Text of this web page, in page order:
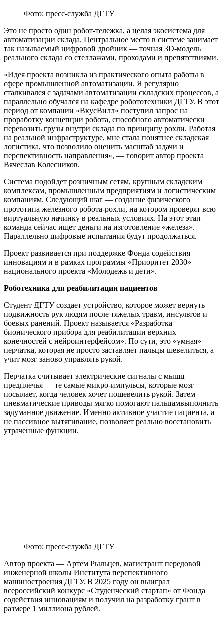
Фото: пресс-служба ДГТУ
Это не просто один робот-тележка, а целая экосистема для
автоматизации склада. Центральное место в системе занимает
так называемый цифровой двойник — точная 3D-модель
реального склада со стеллажами, проходами и препятствиями.
«Идея проекта возникла из практического опыта работы в
сфере промышленной автоматизации. Я регулярно
сталкивался с задачами автоматизации складских процессов, а
параллельно обучался на кафедре робототехники ДГТУ. В этот
период от компании «ВкусВилл» поступил запрос на
проработку концепции робота, способного автоматически
перевозить грузы внутри склада по принципу рохли. Работая
на реальной инфраструктуре, мне стала понятнее складская
логистика, что позволило оценить масштаб задачи и
перспективность направления», — говорит автор проекта
Вячеслав Колесников.
Система подойдет розничным сетям, крупным складским
комплексам, промышленным предприятиям и логистическим
компаниям. Следующий шаг — создание физического
прототипа железного робота-рохли, на котором проверят всю
виртуальную начинку в реальных условиях. На этот этап
команда сейчас ищет деньги на изготовление «железа».
Параллельно цифровые испытания будут продолжаться.
Проект развивается при поддержке Фонда содействия
инновациям и в рамках программы «Приоритет 2030»
национального проекта «Молодежь и дети».
Роботехника для реабилитации пациентов
Студент ДГТУ создает устройство, которое может вернуть
подвижность рук людям после тяжелых травм, инсультов и
боевых ранений. Проект называется «Разработка
бионического прибора для реабилитации верхних
конечностей с нейроинтерфейсом». По сути, это «умная»
перчатка, которая не просто заставляет пальцы шевелиться, а
учит мозг заново управлять рукой.
Перчатка считывает электрические сигналы с мышц
предплечья — те самые микро-импульсы, которые мозг
посылает, когда человек хочет пошевелить рукой. Затем
пневматические приводы мягко помогают пальцамвыполнить
задуманное движение. Именно активное участие пациента, а
не пассивное вытягивание, позволяет реально восстановить
утраченные функции.
Фото: пресс-служба ДГТУ
Автор проекта — Артем Рыльцев, магистрант передовой
инженерной школы Института перспективного
машиностроения ДГТУ. В 2025 году он выиграл
всероссийский конкурс «Студенческий стартап» от Фонда
содействия инновациям и получил на разработку грант в
размере 1 миллиона рублей.